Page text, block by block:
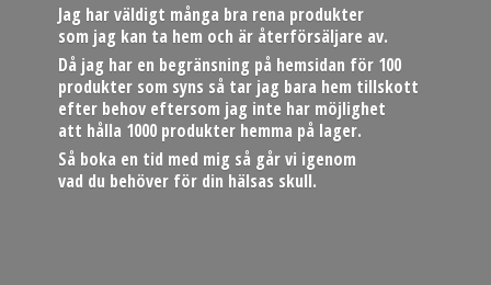
Jag har väldigt många bra rena produkter
som jag kan ta hem och är återförsäljare av.
Då jag har en begränsning på hemsidan för 100
produkter som syns så tar jag bara hem tillskott
efter behov eftersom jag inte har möjlighet
att hålla 1000 produkter hemma på lager.
Så boka en tid med mig så går vi igenom
vad du behöver för din hälsas skull.